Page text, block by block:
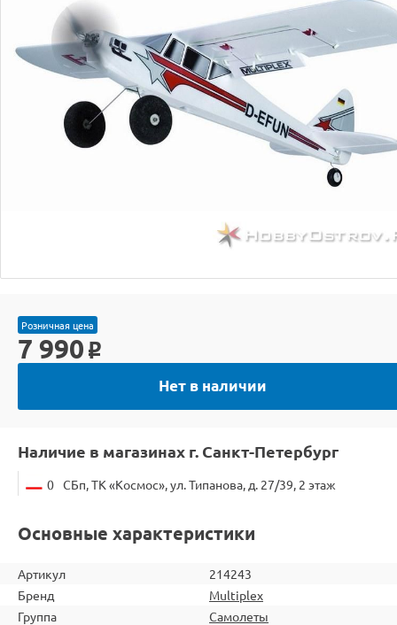
Розничная цена
7 990 o
Нет в наличии
Наличие в магазинах г. Санкт-Петербург
0 СБп, ТК «Космос», ул. Типанова, д. 27/39, 2 этаж
Основные характеристики
Артикул
214243
Бренд
Multiplex
Группа
Самолеты